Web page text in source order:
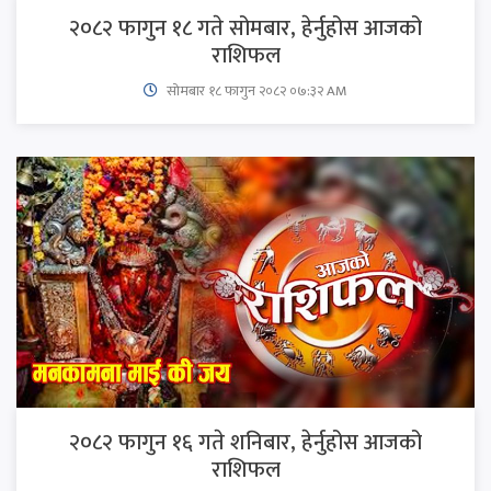
२०८२ फागुन १८ गते सोमबार, हेर्नुहोस आजको
राशिफल
सोमबार १८ फागुन २०८२ ०७:३२ AM
२०८२ फागुन १६ गते शनिबार, हेर्नुहोस आजको
राशिफल